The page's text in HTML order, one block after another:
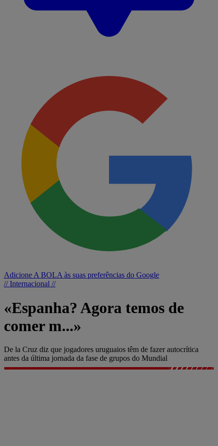
Adicione A BOLA às suas preferências do Google
// Internacional //
«Espanha? Agora temos de
comer m...»
De la Cruz diz que jogadores uruguaios têm de fazer autocrítica
antes da última jornada da fase de grupos do Mundial